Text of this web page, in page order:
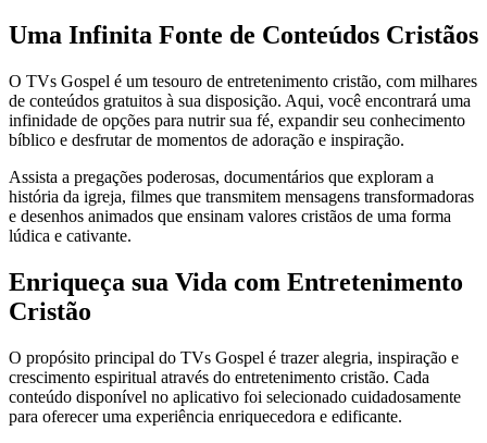
Uma Infinita Fonte de Conteúdos Cristãos
O TVs Gospel é um tesouro de entretenimento cristão, com milhares
de conteúdos gratuitos à sua disposição. Aqui, você encontrará uma
infinidade de opções para nutrir sua fé, expandir seu conhecimento
bíblico e desfrutar de momentos de adoração e inspiração.
Assista a pregações poderosas, documentários que exploram a
história da igreja, filmes que transmitem mensagens transformadoras
e desenhos animados que ensinam valores cristãos de uma forma
lúdica e cativante.
Enriqueça sua Vida com Entretenimento
Cristão
O propósito principal do TVs Gospel é trazer alegria, inspiração e
crescimento espiritual através do entretenimento cristão. Cada
conteúdo disponível no aplicativo foi selecionado cuidadosamente
para oferecer uma experiência enriquecedora e edificante.